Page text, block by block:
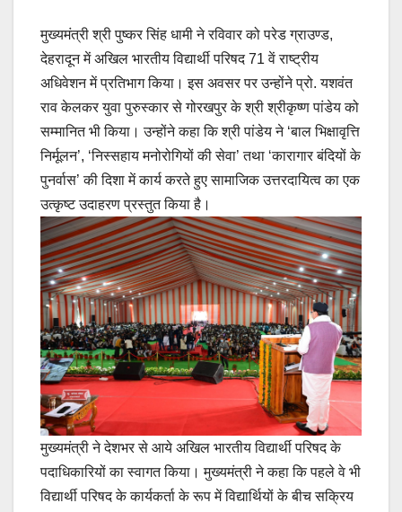
मुख्यमंत्री श्री पुष्कर सिंह धामी ने रविवार को परेड ग्राउण्ड,
देहरादून में अखिल भारतीय विद्यार्थी परिषद 71 वें राष्ट्रीय
अधिवेशन में प्रतिभाग किया। इस अवसर पर उन्होंने प्रो. यशवंत
राव केलकर युवा पुरुस्कार से गोरखपुर के श्री श्रीकृष्ण पांडेय को
सम्मानित भी किया। उन्होंने कहा कि श्री पांडेय ने ‘बाल भिक्षावृत्ति
निर्मूलन’, ‘निस्सहाय मनोरोगियों की सेवा’ तथा ‘कारागार बंदियों के
पुनर्वास’ की दिशा में कार्य करते हुए सामाजिक उत्तरदायित्व का एक
उत्कृष्ट उदाहरण प्रस्तुत किया है।
मुख्यमंत्री ने देशभर से आये अखिल भारतीय विद्यार्थी परिषद के
पदाधिकारियों का स्वागत किया। मुख्यमंत्री ने कहा कि पहले वे भी
विद्यार्थी परिषद के कार्यकर्ता के रूप में विद्यार्थियों के बीच सक्रिय